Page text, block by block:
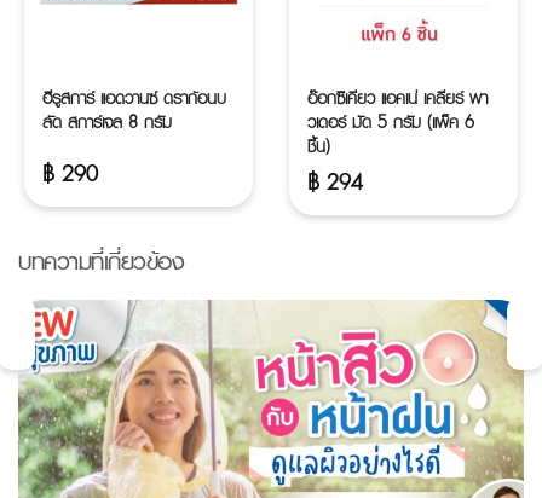
ฮีรูสการ์ แอดวานซ์ ดราก้อนบ
ลัด สการ์เจล 8 กรัม
฿290
อ๊อกซิเคียว แอคเน่ เคลียร์ พา
วเดอร์ มัด 5 กรัม (แพ็ค 6
ชิ้น)
฿294
บทความที่เกี่ยวข้อง